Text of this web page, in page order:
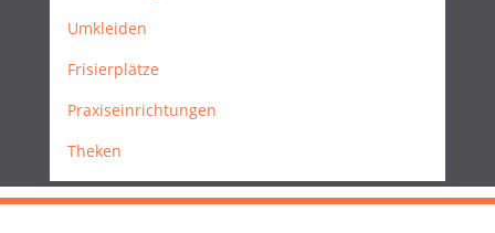
Umkleiden
Frisierplätze
Praxiseinrichtungen
Theken